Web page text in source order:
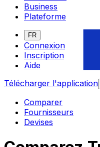
Business
Plateforme
FR
Connexion
Inscription
Aide
Télécharger l'application
Comparer
Fournisseurs
Devises